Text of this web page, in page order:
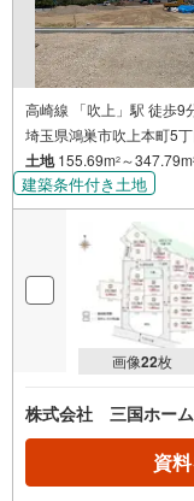
高崎線 「吹上」駅 徒歩9
埼玉県鴻巣市吹上本町5丁
土地155.69m2 ～347.79m
建築条件付き土地
画像22枚
株式会社 三国ホー
資